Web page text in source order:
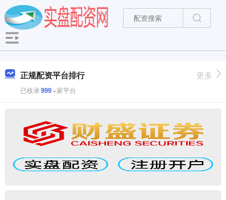
正规配资平台排行
已收录999+家平台
更多